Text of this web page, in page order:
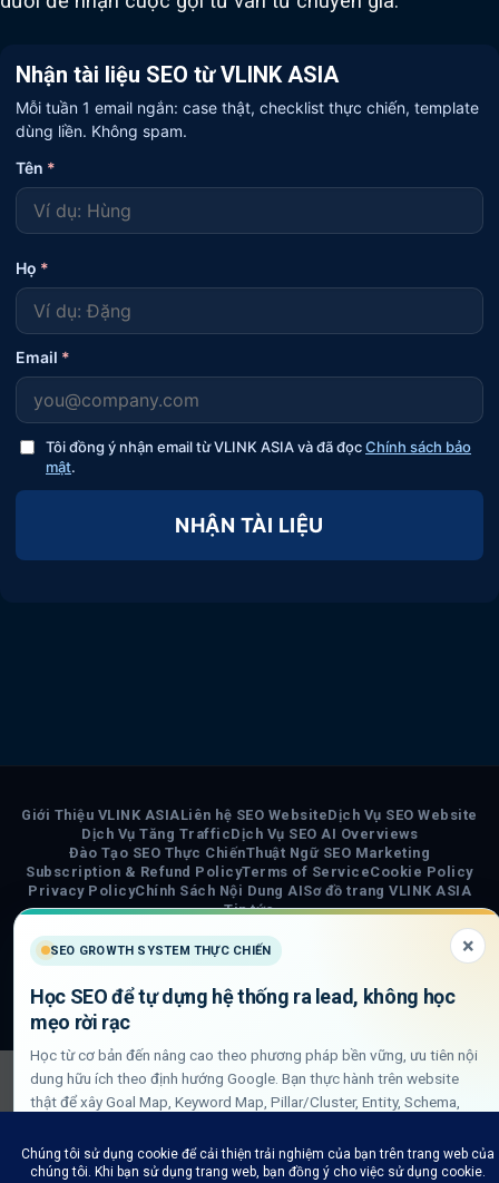
Nhận tài liệu SEO từ VLINK ASIA
Mỗi tuần 1 email ngắn: case thật, checklist thực chiến, template
dùng liền. Không spam.
Tên *
Họ *
Email *
Tôi đồng ý nhận email từ VLINK ASIA và đã đọcChính sách bảo
mật.
NHẬN TÀI LIỆU
Visa PayPal Stripe MasterCard
Cash
Delivery
Giới Thiệu VLINK ASIALiên hệ SEO WebsiteDịch Vụ SEO Website
Dịch Vụ Tăng TrafficDịch Vụ SEO AI Overviews
Đào Tạo SEO Thực ChiếnThuật Ngữ SEO Marketing
Subscription & Refund PolicyTerms of ServiceCookie Policy
Privacy PolicyChính Sách Nội Dung AISơ đồ trang VLINK ASIA
Tin tức
COPYRIGHT 2026 ©VLINK ASIA
SEO GROWTH SYSTEM THỰC CHIẾN ×
Học SEO để tự dựng hệ thống ra lead, không học
mẹo rời rạc
Học từ cơ bản đến nâng cao theo phương pháp bền vững, ưu tiên nội
dung hữu ích theo định hướng Google. Bạn thực hành trên website
thật để xây Goal Map, Keyword Map, Pillar/Cluster, Entity, Schema,
Xem lộ trình học SEO thực chiến